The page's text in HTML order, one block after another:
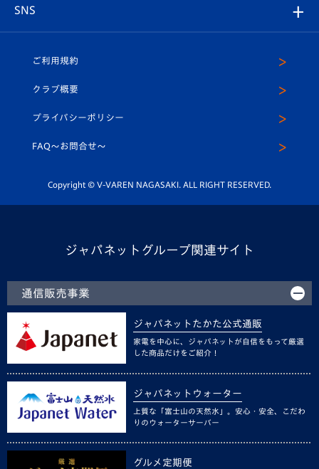
ホームタウン
平和祈念活動
ホームタウン活動
U-18
スクール
SNS
ヴィヴィくんインスタグラム
公式LINE＠
ご利用規約
クラブ概要
プライバシーポリシー
FAQ〜お問合せ〜
Copyright © V-VAREN NAGASAKI. ALL RIGHT RESERVED.
ジャパネットグループ関連サイト
通信販売事業
ジャパネットたかた公式通販
家電を中心に、ジャパネットが自信をもって厳選
した商品だけをご紹介！
ジャパネットウォーター
上質な「富士山の天然水」。安心・安全、こだわ
りのウォーターサーバー
グルメ定期便